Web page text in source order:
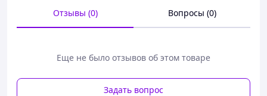
Отзывы (0) Вопросы (0)
Еще не было отзывов об этом товаре
Задать вопрос